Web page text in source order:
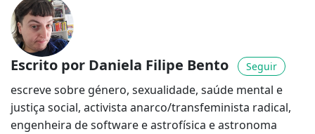
Escrito por Daniela Filipe Bento Seguir
escreve sobre género, sexualidade, saúde mental e
justiça social, activista anarco/transfeminista radical,
engenheira de software e astrofísica e astronoma